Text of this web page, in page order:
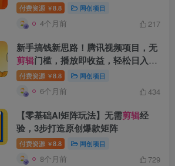
20000＋
付费资源 ￥8.8 网创项目
4个月前 217
新手搞钱新思路！腾讯视频项目，无
剪辑门槛，播放即收益，轻松日入
300+
付费资源 ￥8.8 网创项目
6个月前 434
【零基础AI矩阵玩法】无需剪辑经
验，3步打造原创爆款矩阵
付费资源 ￥8.8 网创项目
8个月前 729